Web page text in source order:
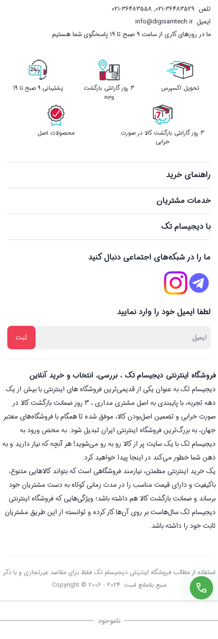
ناموجود
تلفن 021-36483529
,
021-36483558
ایمیلinfo@digisamtech.ir
ما در روزهای کاری از ساعت ۹ صبح تا ۱۹ پاسخگوی شما هستیم
تحویل اکسپرس
3 روز گارانتی بازگشت
وجه
پشتیبانی 9 صبح تا 19
3 روز گارانتی بازگشت کالا در صورت
خرابی
محصولات اصل
راهنمای خرید
خدمات مشتریان
با دیجیسام تک
ما را در شبکه‌های اجتماعی دنبال کنید
لطفا ایمیل خود را وارد نمایید
فروشگاه اینترنتی دیجیسام تک ، بررسی، انتخاب و خرید آنلاین
دیجیسام تک به عنوان یکی از قدیمی‌ترین فروشگاه های اینترنتی با بیش از یک
دهه تجربه، با پایبندی به اصل مشتری مداری ، 3 روز ضمانت بازگشت کالا در
صورت خرابی و تضمین اصل‌بودن کالا، موفق شده تا همگام با فروشگاه‌های معتبر
جهان، به بزرگ‌ترین فروشگاه اینترنتی ایران تبدیل شود. به محض ورود به
دیجیسام تک با یک سایت پر از کالا رو به رو می‌شوید! هر آنچه که نیاز دارید و به
ذهن شما خطور می‌کند در اینجا پیدا خواهید کرد.
یک خرید اینترنتی مطمئن، نیازمند فروشگاهی است که بتواند کالاهایی متنوع،
باکیفیت و دارای قیمت مناسب را در مدت زمانی کوتاه به دست مشتریان خود
برساند و ضمانت بازگشت کالا هم داشته باشد؛ ویژگی‌هایی که فروشگاه اینترنتی
دیجیسام تک سال‌هاست بر روی آن‌ها کار کرده و توانسته از این طریق مشتریان
ثابت خود را داشته باشد.
استفاده از مطالب فروشگاه اینترنتی دیجیسام تک فقط برای مقاصد غیرتجاری و با ذکر
منبع بلامانع است. Copyright © 2006 - 2024